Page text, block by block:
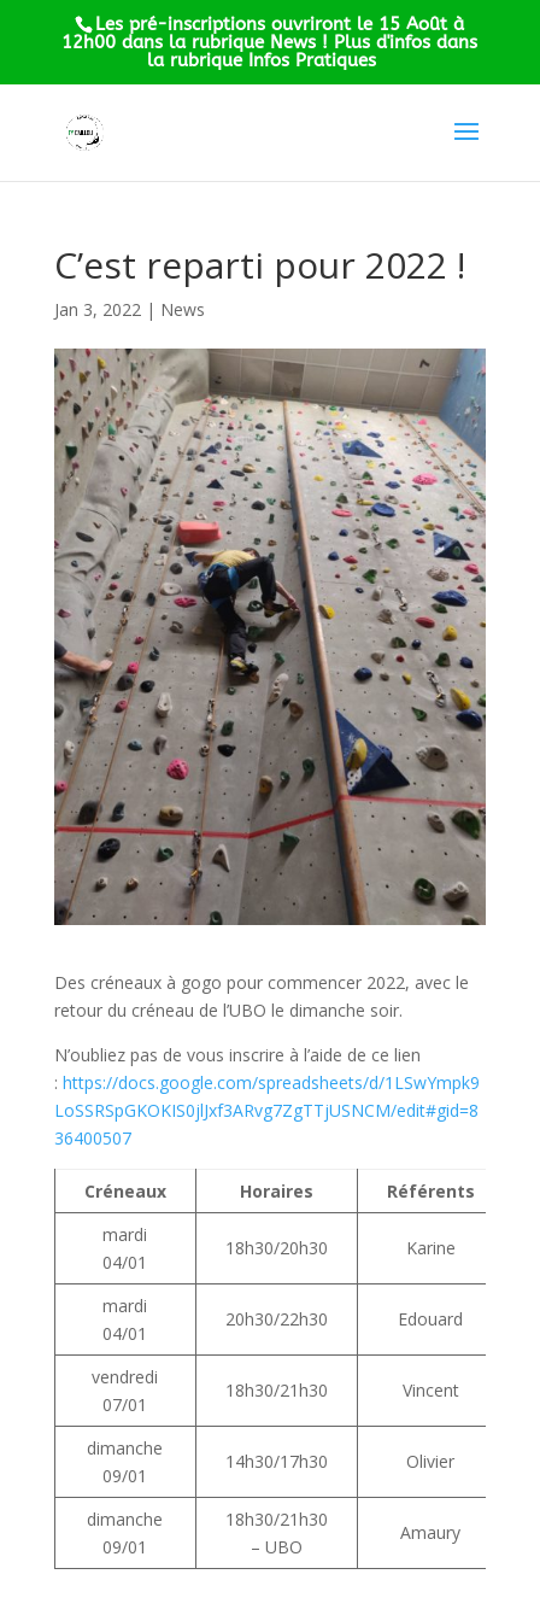
Les pré-inscriptions ouvriront le 15 Août à
12h00 dans la rubrique News ! Plus d'infos dans
la rubrique Infos Pratiques
C’est reparti pour 2022 !
Jan 3, 2022| News
Des créneaux à gogo pour commencer 2022, avec le
retour du créneau de l’UBO le dimanche soir.
N’oubliez pas de vous inscrire à l’aide de ce lien
: https://docs.google.com/spreadsheets/d/1LSwYmpk9
LoSSRSpGKOKIS0jlJxf3ARvg7ZgTTjUSNCM/edit#gid=8
36400507
Créneaux Horaires
Référents
mardi
04/01
18h30/20h30 Karine
mardi
04/01
20h30/22h30 Edouard
vendredi
07/01
18h30/21h30 Vincent
dimanche
09/01
14h30/17h30 Olivier
dimanche
09/01
18h30/21h30
– UBO
Amaury